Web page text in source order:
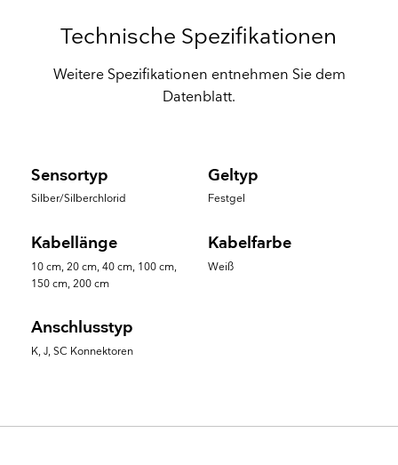
Technische Spezifikationen
Weitere Spezifikationen entnehmen Sie dem
Datenblatt.
Sensortyp
Silber/Silberchlorid
Geltyp
Festgel
Kabellänge
10 cm, 20 cm, 40 cm, 100 cm,
150 cm, 200 cm
Kabelfarbe
Weiß
Anschlusstyp
K, J, SC Konnektoren